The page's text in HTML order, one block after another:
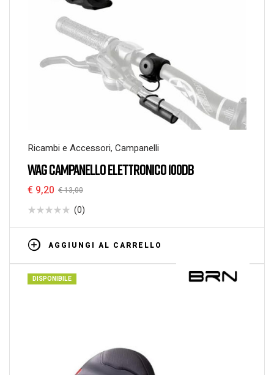
Ricambi e Accessori, Campanelli
WAG CAMPANELLO ELETTRONICO 100DB
€13,00
€ 9,20
(0)
AGGIUNGI AL CARRELLO
DISPONIBILE